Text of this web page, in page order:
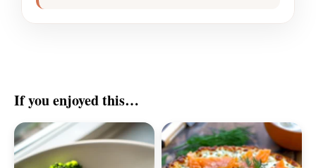
If you enjoyed this…